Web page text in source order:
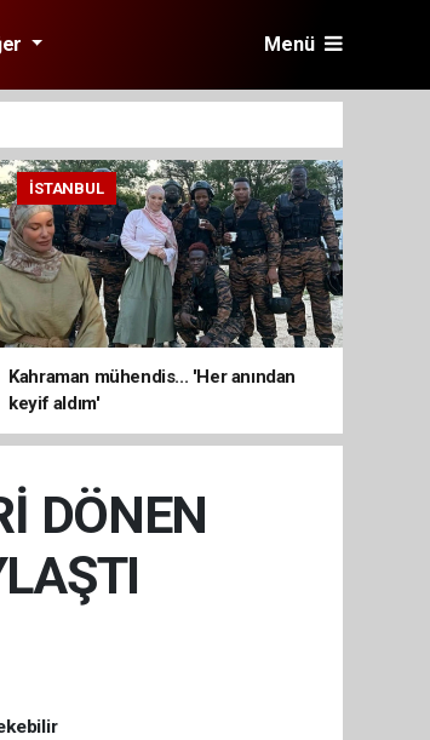
Menü
İSTANBUL
Kahraman mühendis... 'Her anından
keyif aldım'
DÖNEN